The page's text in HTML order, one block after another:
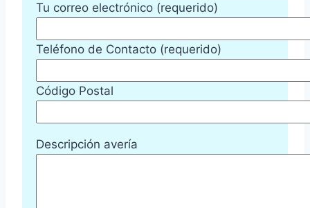
Tu correo electrónico (requerido)
Teléfono de Contacto (requerido)
Código Postal
Descripción avería